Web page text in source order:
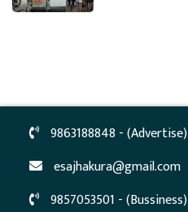
9863188848 - (Advertise)
esajhakura@gmail.com
9857053501 - (Bussiness)